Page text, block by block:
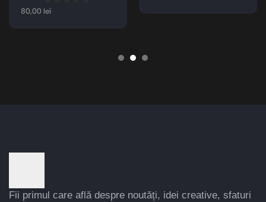
80,00lei
Fii primul care află despre noutăți, idei creative, sfaturi